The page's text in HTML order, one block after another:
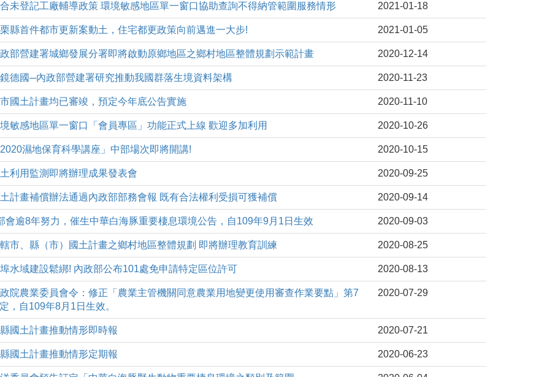
未登記工廠輔導政策 環境敏感地區單一窗口協助查詢不得納管範圍服務情形 2021-01-18
縣首件都市更新案動土，住宅都更政策向前邁進一大步! 2021-01-05
部營建署城鄉發展分署即將啟動原鄉地區之鄉村地區整體規劃示範計畫 2020-12-14
德國─內政部營建署研究推動我國群落生境資料架構 2020-11-23
國土計畫均已審竣，預定今年底公告實施 2020-11-10
敏感地區單一窗口「會員專區」功能正式上線 歡迎多加利用 2020-10-26
濕地保育科學講座」中部場次即將開講! 2020-10-15
利用監測即將辦理成果發表會 2020-09-25
計畫補償辦法通過內政部部務會報 既有合法權利受損可獲補償 2020-09-14
會逾8年努力，催生中華白海豚重要棲息環境公告，自109年9月1日生效 2020-09-03
市、縣（市）國土計畫之鄉村地區整體規劃 即將辦理教育訓練 2020-08-25
水域建設鬆綁! 內政部公布101處免申請特定區位許可 2020-08-13
院農業委員會令：修正「農業主管機關同意農業用地變更使用審查作業要點」第7
，自109年8月1日生效。
2020-07-29
國土計畫推動情形即時報 2020-07-21
國土計畫推動情形定期報 2020-06-23